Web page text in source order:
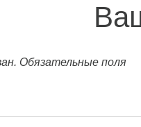
Обязательные поля